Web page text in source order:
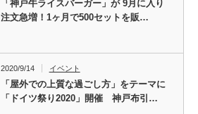
「神戸牛ライスバーガー」が 9月に入り
注文急増！1ヶ月で500セットを販…
2020/9/14 イベント
「屋外での上質な過ごし方」をテーマに
「ドイツ祭り2020」開催 神戸布引…